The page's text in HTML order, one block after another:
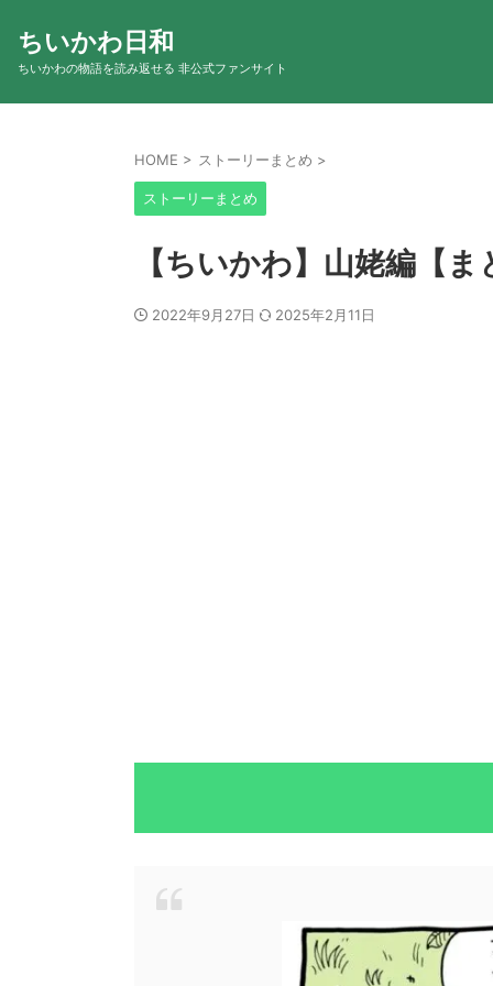
ちいかわ日和
ちいかわの物語を読み返せる 非公式ファンサイト
HOME > ストーリーまとめ >
ストーリーまとめ
【ちいかわ】山姥編【ま
2022年9月27日 2025年2月11日